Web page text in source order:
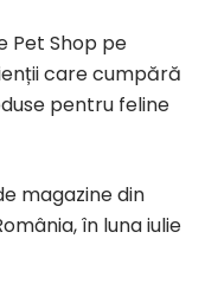
Pet Shop pe
care cumpără
pentru feline
magazine din
în luna iulie